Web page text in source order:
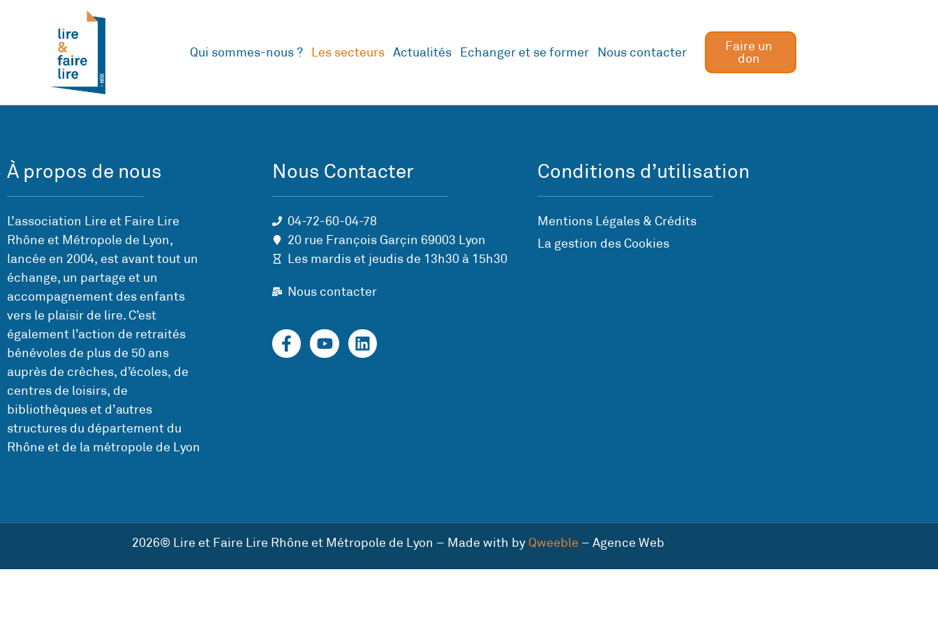
Qui sommes-nous ? Les secteurs Actualités Echanger et se former Nous contacter
Faire un
don
À propos de nous
L’association Lire et Faire Lire
Rhône et Métropole de Lyon,
lancée en 2004, est avant tout un
échange, un partage et un
accompagnement des enfants
vers le plaisir de lire. C’est
également l’action de retraités
bénévoles de plus de 50 ans
auprès de crèches, d’écoles, de
centres de loisirs, de
bibliothèques et d’autres
structures du département du
Rhône et de la métropole de Lyon
Nous Contacter
04-72-60-04-78
20 rue François Garçin 69003 Lyon
Les mardis et jeudis de 13h30 à 15h30
Nous contacter
Conditions d’utilisation
Mentions Légales & Crédits
La gestion des Cookies
2026© Lire et Faire Lire Rhône et Métropole de Lyon – Made with by Qweeble – Agence Web